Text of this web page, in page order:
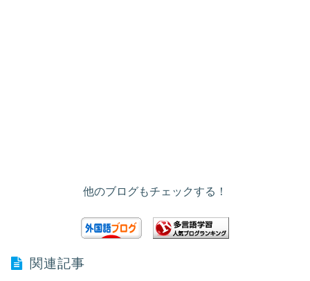
他のブログもチェックする！
関連記事